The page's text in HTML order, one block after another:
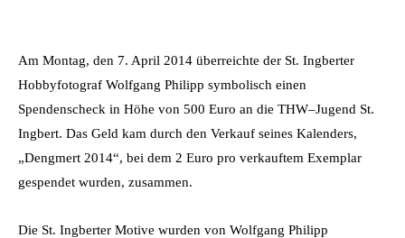
Am Montag, den 7. April 2014 überreichte der St. Ingberter
Hobbyfotograf Wolfgang Philipp symbolisch einen
Spendenscheck in Höhe von 500 Euro an die THW–Jugend St.
Ingbert. Das Geld kam durch den Verkauf seines Kalenders,
„Dengmert 2014“, bei dem 2 Euro pro verkauftem Exemplar
gespendet wurden, zusammen.
Die St. Ingberter Motive wurden von Wolfgang Philipp